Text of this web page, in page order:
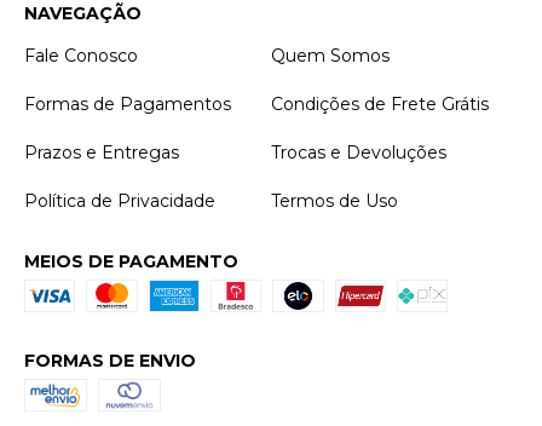
NAVEGAÇÃO
Fale Conosco
Quem Somos
Formas de Pagamentos Condições de Frete Grátis
Prazos e Entregas Trocas e Devoluções
Política de Privacidade Termos de Uso
MEIOS DE PAGAMENTO
FORMAS DE ENVIO